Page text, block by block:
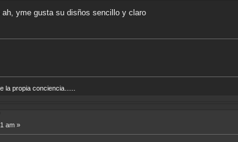
ah, yme gusta su disños sencillo y claro
la propia conciencia......
am »